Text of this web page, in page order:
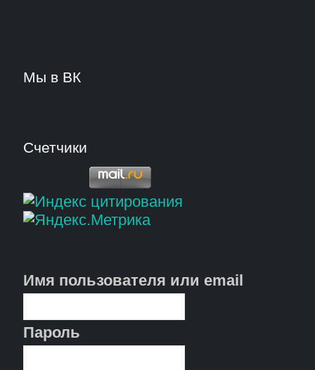
Мы в ВК
Счетчики
Имя пользователя или email
Пароль